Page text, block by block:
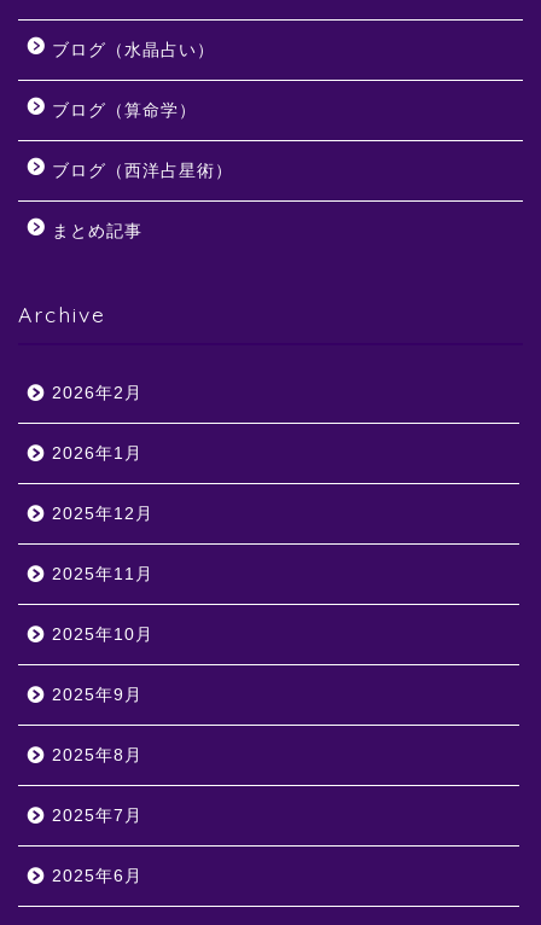
ブログ（水晶占い）
ブログ（算命学）
ブログ（西洋占星術）
まとめ記事
Archive
2026年2月
2026年1月
2025年12月
2025年11月
2025年10月
2025年9月
2025年8月
2025年7月
2025年6月